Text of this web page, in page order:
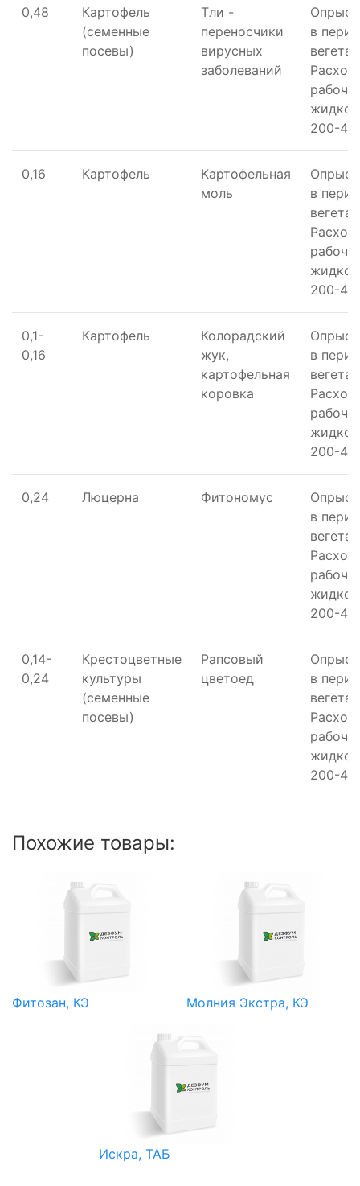
0,48
Картофель
(семенные
посевы)
Тли -
переносчики
вирусных
заболеваний
в
Расход
200-
0,16 Картофель
Картофельная
моль
в
Расход
200-
0,1-
0,16
Картофель
Колорадский
жук,
картофельная
коровка
в
Расход
200-
0,24 Люцерна Фитономус
в
Расход
200-
0,14-
0,24
Крестоцветные
культуры
(семенные
посевы)
Рапсовый
цветоед
в
Расход
200-
Похожие товары:
Фитозан, КЭ Молния Экстра, КЭ
Искра, ТАБ